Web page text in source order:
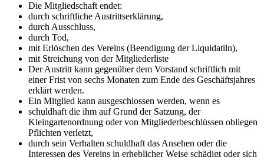
Die Mitgliedschaft endet:
durch schriftliche Austrittserklärung,
durch Ausschluss,
durch Tod,
mit Erlöschen des Vereins (Beendigung der Liquidatiln),
mit Streichung von der Mitgliederliste
Der Austritt kann gegenüber dem Vorstand schriftlich mit
einer Frist von sechs Monaten zum Ende des Geschäftsjahres
erklärt werden.
Ein Mitglied kann ausgeschlossen werden, wenn es
schuldhaft die ihm auf Grund der Satzung, der
Kleingartenordnung oder von Mitgliederbeschlüssen obliegen
Pflichten verletzt,
durch sein Verhalten schuldhaft das Ansehen oder die
Interessen des Vereins in erheblicher Weise schädigt oder sich